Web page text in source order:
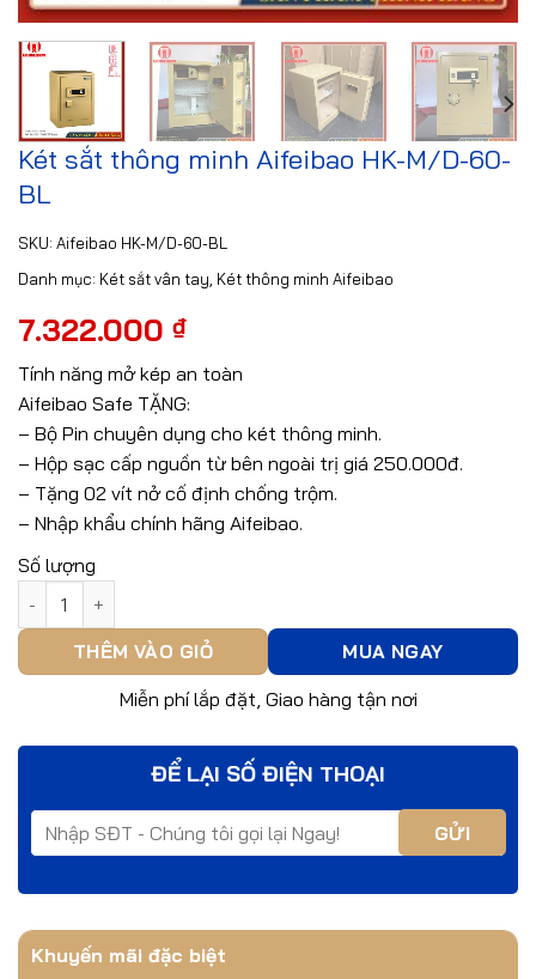
Két sắt thông minh Aifeibao HK-M/D-60-
BL
SKU: Aifeibao HK-M/D-60-BL
Danh mục: Két sắt vân tay Két thông minh Aifeibao
7.322.000 ₫
Tính năng mở kép an toàn
Aifeibao Safe TẶNG:
– Bộ Pin chuyên dụng cho két thông minh.
– Hộp sạc cấp nguồn từ bên ngoài trị giá 250.000đ.
– Tặng 02 vít nở cố định chống trộm.
– Nhập khẩu chính hãng Aifeibao.
Số lượng
THÊM VÀO GIỎ
MUA NGAY
Miễn phí lắp đặt, Giao hàng tận nơi
ĐỂ LẠI SỐ ĐIỆN THOẠI
Khuyến mãi đặc biệt